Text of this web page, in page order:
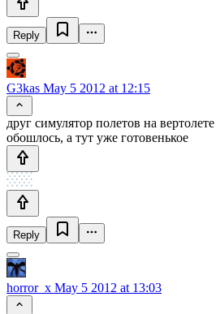
Reply
G3kas May 5 2012 at 12:15
друг симулятор полетов на
обошлось, а тут уже готовенькое
Reply
horror_x May 5 2012 at 13:03